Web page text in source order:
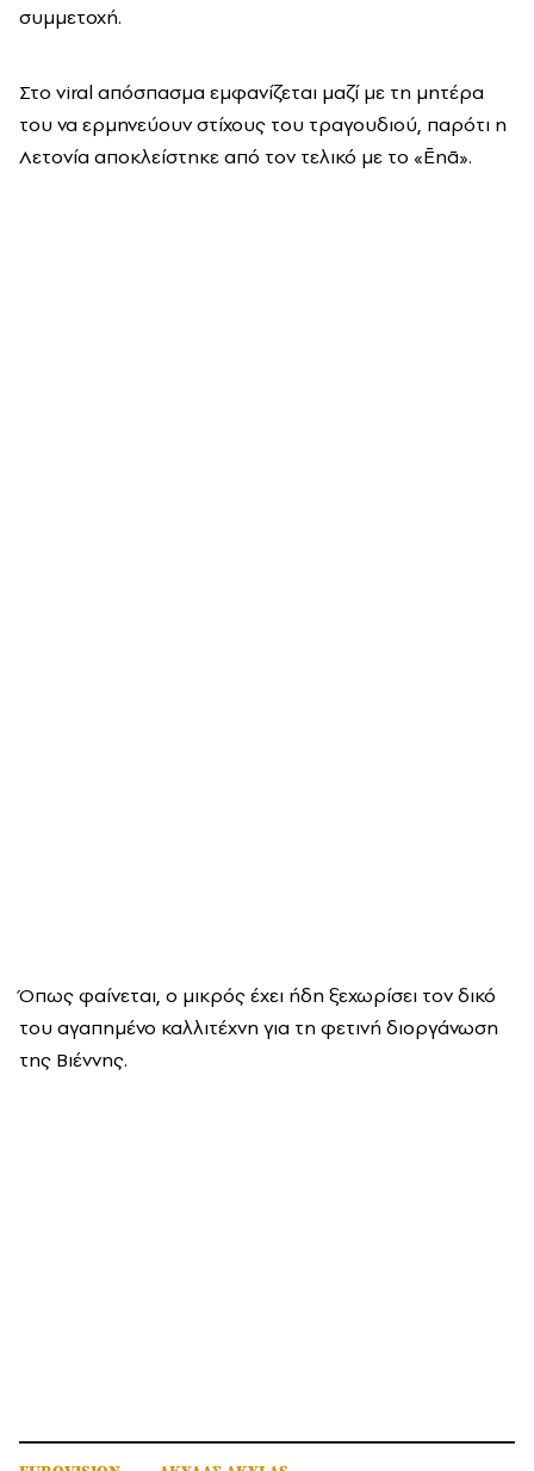
συμμετοχή.
Στο viral απόσπασμα εμφανίζεται μαζί με τη μητέρα
του να ερμηνεύουν στίχους του τραγουδιού, παρότι η
Λετονία αποκλείστηκε από τον τελικό με το «Ēnā».
Όπως φαίνεται, ο μικρός έχει ήδη ξεχωρίσει τον δικό
του αγαπημένο καλλιτέχνη για τη φετινή διοργάνωση
της Βιέννης.